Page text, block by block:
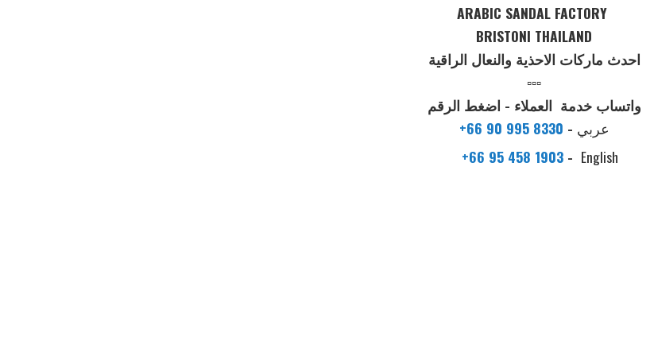
ARABIC SANDAL FACTORY
BRISTONI THAILAND
احدث ماركات الاحذية والنعال الراقية
▫️▫️▫️
واتساب خدمة العملاء - اضغط الرقم
+66 90 995 8330 - عربي
+66 95 458 1903 - English